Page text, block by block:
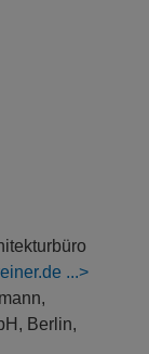
Berlin,